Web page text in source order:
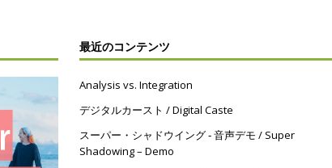
最近のコンテンツ
Analysis vs. Integration
デジタルカースト / Digital Caste
スーパー・シャドウイング ‐ 音声デモ / Super
Shadowing – Demo